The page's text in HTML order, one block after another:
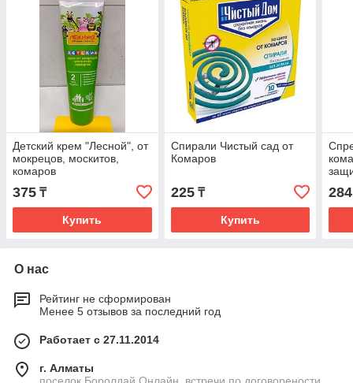
Детский крем "Лесной", от
мокрецов, москитов,
комаров
375 ₸
Купить
Спирали Чистый сад от
Комаров
225₸
Купить
284
О нас
Рейтинг не сформирован
Менее 5 отзывов за последний год
Работает с 27.11.2014
г. Алматы